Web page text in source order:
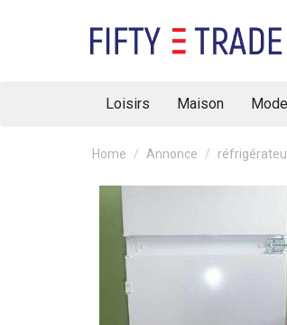
Loisirs Maison Mode
Home Annonce